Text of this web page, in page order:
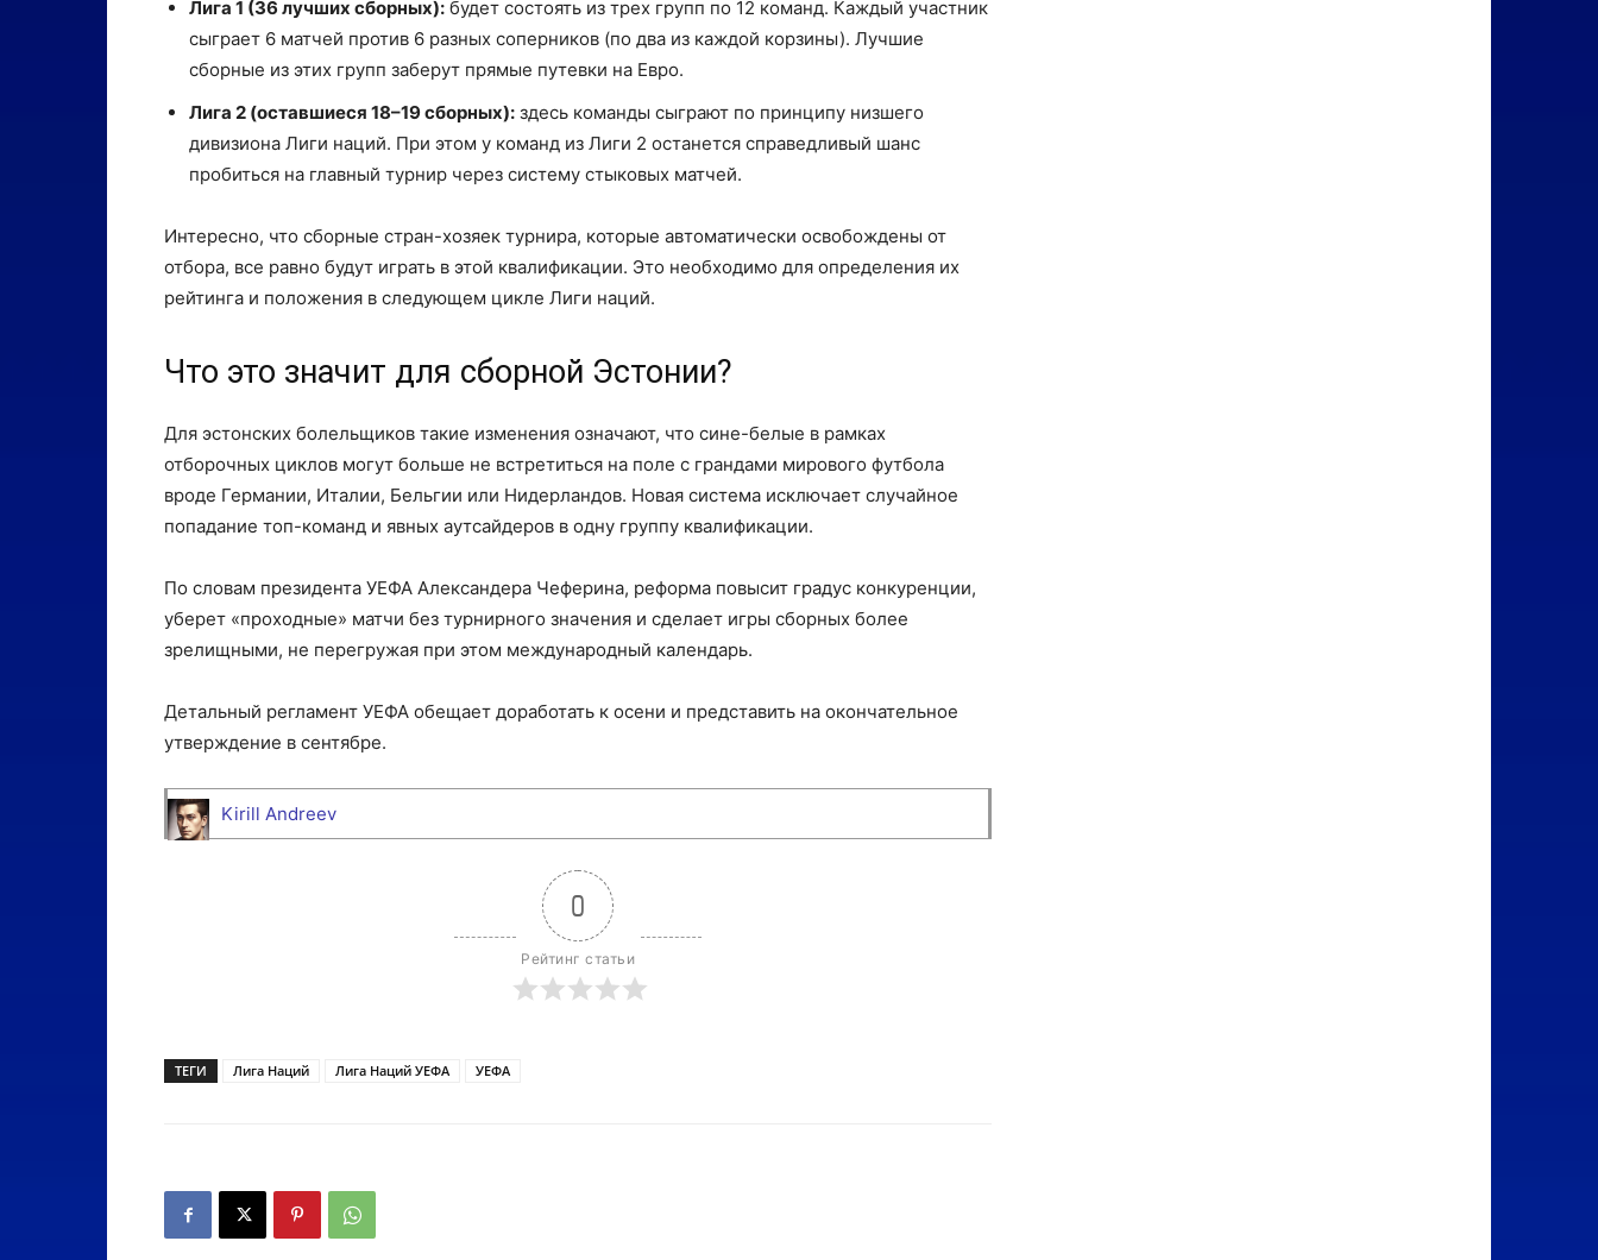
Лига 1 (36 лучших сборных): будет состоять из трех групп по 12 команд. Каждый участник
сыграет 6 матчей против 6 разных соперников (по два из каждой корзины). Лучшие
сборные из этих групп заберут прямые путевки на Евро.
Лига 2 (оставшиеся 18–19 сборных): здесь команды сыграют по принципу низшего
дивизиона Лиги наций. При этом у команд из Лиги 2 останется справедливый шанс
пробиться на главный турнир через систему стыковых матчей.
Интересно, что сборные стран-хозяек турнира, которые автоматически освобождены от
отбора, все равно будут играть в этой квалификации. Это необходимо для определения их
рейтинга и положения в следующем цикле Лиги наций.
Что это значит для сборной Эстонии?
Для эстонских болельщиков такие изменения означают, что сине-белые в рамках
отборочных циклов могут больше не встретиться на поле с грандами мирового футбола
вроде Германии, Италии, Бельгии или Нидерландов. Новая система исключает случайное
попадание топ-команд и явных аутсайдеров в одну группу квалификации.
По словам президента УЕФА Александера Чеферина, реформа повысит градус конкуренции,
уберет «проходные» матчи без турнирного значения и сделает игры сборных более
зрелищными, не перегружая при этом международный календарь.
Детальный регламент УЕФА обещает доработать к осени и представить на окончательное
утверждение в сентябре.
Kirill Andreev
0
Рейтинг статьи
ТЕГИ Лига Наций Лига Наций УЕФА УЕФА